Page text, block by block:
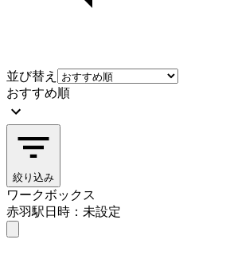
並び替え
おすすめ順
絞り込み
ワークボックス
赤羽駅日時：未設定